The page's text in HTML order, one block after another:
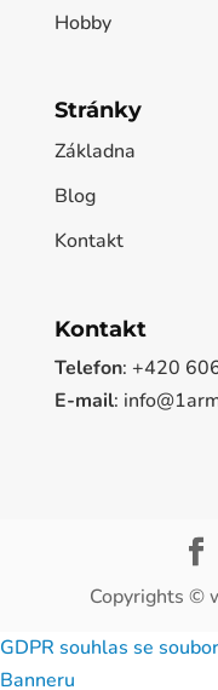
Hobby
Stránky
Základna
Blog
Kontakt
Kontakt
Telefon: +420
E-mail:
Copyrights ©
GDPR souhlas se
Banneru